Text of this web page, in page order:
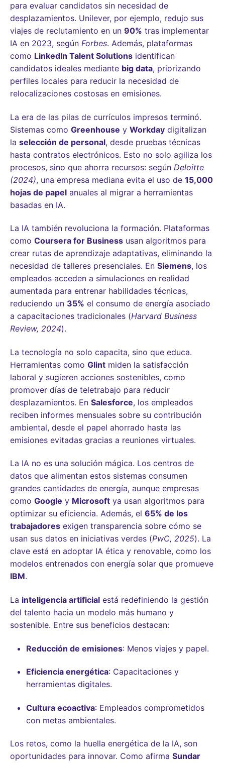
para evaluar candidatos sin necesidad de
desplazamientos. Unilever, por ejemplo, redujo sus
viajes de reclutamiento en un 90% tras implementar
IA en 2023, según Forbes. Además, plataformas
como LinkedIn Talent Solutions identifican
candidatos ideales mediante big data, priorizando
perfiles locales para reducir la necesidad de
relocalizaciones costosas en emisiones.
La era de las pilas de currículos impresos terminó.
Sistemas como Greenhouse y Workday digitalizan
la selección de personal, desde pruebas técnicas
hasta contratos electrónicos. Esto no solo agiliza los
procesos, sino que ahorra recursos: según Deloitte
(2024), una empresa mediana evita el uso de 15,000
hojas de papel anuales al migrar a herramientas
basadas en IA.
La IA también revoluciona la formación. Plataformas
como Coursera for Business usan algoritmos para
crear rutas de aprendizaje adaptativas, eliminando la
necesidad de talleres presenciales. En Siemens, los
empleados acceden a simulaciones en realidad
aumentada para entrenar habilidades técnicas,
reduciendo un 35% el consumo de energía asociado
a capacitaciones tradicionales (Harvard Business
Review, 2024).
La tecnología no solo capacita, sino que educa.
Herramientas como Glint miden la satisfacción
laboral y sugieren acciones sostenibles, como
promover días de teletrabajo para reducir
desplazamientos. En Salesforce, los empleados
reciben informes mensuales sobre su contribución
ambiental, desde el papel ahorrado hasta las
emisiones evitadas gracias a reuniones virtuales.
La IA no es una solución mágica. Los centros de
datos que alimentan estos sistemas consumen
grandes cantidades de energía, aunque empresas
como Google y Microsoft ya usan algoritmos para
optimizar su eficiencia. Además, el 65% de los
trabajadores exigen transparencia sobre cómo se
usan sus datos en iniciativas verdes (PwC, 2025). La
clave está en adoptar IA ética y renovable, como los
modelos entrenados con energía solar que promueve
IBM.
La inteligencia artificial está redefiniendo la gestión
del talento hacia un modelo más humano y
sostenible. Entre sus beneficios destacan:
Reducción de emisiones: Menos viajes y papel.
Eficiencia energética: Capacitaciones y
herramientas digitales.
Cultura ecoactiva: Empleados comprometidos
con metas ambientales.
Los retos, como la huella energética de la IA, son
oportunidades para innovar. Como afirma Sundar